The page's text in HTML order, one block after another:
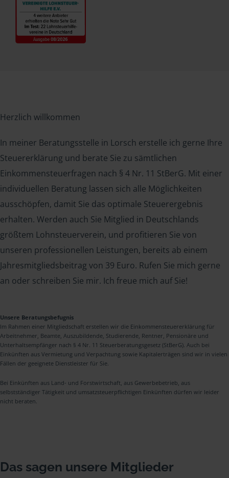
Herzlich willkommen
In meiner Beratungsstelle in Lorsch erstelle ich gerne Ihre
Steuererklärung und berate Sie zu sämtlichen
Einkommensteuerfragen nach § 4 Nr. 11 StBerG. Mit einer
individuellen Beratung lassen sich alle Möglichkeiten
ausschöpfen, damit Sie das optimale Steuerergebnis
erhalten. Werden auch Sie Mitglied in Deutschlands
größtem Lohnsteuerverein, und profitieren Sie von
unseren professionellen Leistungen, bereits ab einem
Jahresmitgliedsbeitrag von 39 Euro. Rufen Sie mich gerne
an oder schreiben Sie mir. Ich freue mich auf Sie!
Unsere Beratungsbefugnis
Im Rahmen einer Mitgliedschaft erstellen wir die Einkommensteuererklärung für
Arbeitnehmer, Beamte, Auszubildende, Studierende, Rentner, Pensionäre und
Unterhaltsempfänger nach § 4 Nr. 11 Steuerberatungsgesetz (StBerG). Auch bei
Einkünften aus Vermietung und Verpachtung sowie Kapitalerträgen sind wir in vielen
Fällen der geeignete Dienstleister für Sie.
Bei Einkünften aus Land- und Forstwirtschaft, aus Gewerbebetrieb, aus
selbstständiger Tätigkeit und umsatzsteuerpflichtigen Einkünften dürfen wir leider
nicht beraten.
Das sagen unsere Mitglieder